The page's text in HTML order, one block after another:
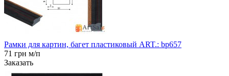
Рамки для картин, багет пластиковый ART.: bp657
71 грн м/п
Заказать